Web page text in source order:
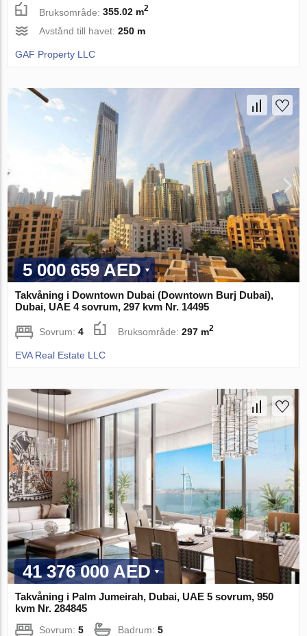
Bruksområde:355.02 m2
Avstånd till havet:250 m
GAF Property LLC
5 000 659 AED
Takvåning i Downtown Dubai (Downtown Burj Dubai),
Dubai, UAE 4 sovrum, 297 kvm Nr. 14495
Sovrum:4 Bruksområde:297 m2
EVA Real Estate LLC
41 376 000 AED
Takvåning i Palm Jumeirah, Dubai, UAE 5 sovrum, 950
kvm Nr. 284845
Sovrum:5 Badrum:5